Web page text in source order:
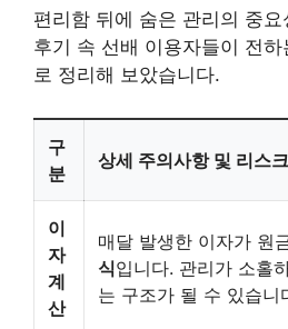
편리함 뒤에 숨은 관리의 중
후기 속 선배 이용자들이 전
로 정리해 보았습니다.
구
분
상세 주의사항 및 리스크
이
자
계
산
매달 발생한 이자가 원
식입니다. 관리가 소홀
는 구조가 될 수 있습니